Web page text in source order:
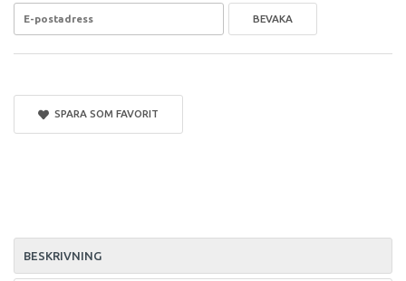
BEVAKA
SPARA SOM FAVORIT
BESKRIVNING